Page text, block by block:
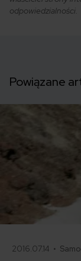
odpowiedzialności.
Powiązane
2016.07.14 •